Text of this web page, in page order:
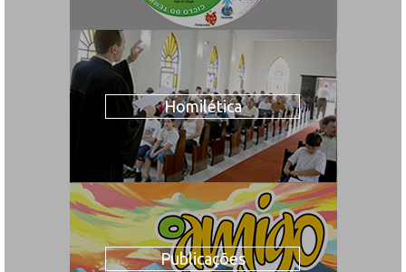
Homilética
Publicações